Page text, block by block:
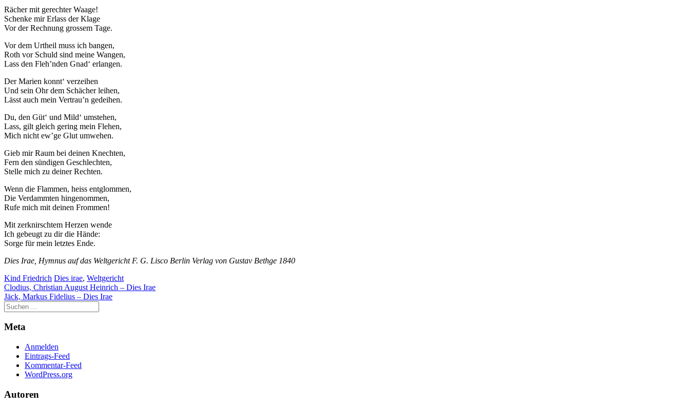
Rächer mit gerechter Waage!
Schenke mir Erlass der Klage
Vor der Rechnung grossem Tage.
Vor dem Urtheil muss ich bangen,
Roth vor Schuld sind meine Wangen,
Lass den Fleh’nden Gnad‘ erlangen.
Der Marien konnt‘ verzeihen
Und sein Ohr dem Schächer leihen,
Lässt auch mein Vertrau’n gedeihen.
Du, den Güt‘ und Mild‘ umstehen,
Lass, gilt gleich gering mein Flehen,
Mich nicht ew’ge Glut umwehen.
Gieb mir Raum bei deinen Knechten,
Fern den sündigen Geschlechten,
Stelle mich zu deiner Rechten.
Wenn die Flammen, heiss entglommen,
Die Verdammten hingenommen,
Rufe mich mit deinen Frommen!
Mit zerknirschtem Herzen wende
Ich gebeugt zu dir die Hände:
Sorge für mein letztes Ende.
Dies Irae, Hymnus auf das Weltgericht F. G. Lisco Berlin Verlag von Gustav Bethge 1840
Kind Friedrich Dies irae, Weltgericht
Beitragsnavigation
Clodius, Christian August Heinrich – Dies Irae
Jäck, Markus Fidelius – Dies Irae
Meta
Anmelden
Eintrags-Feed
Kommentar-Feed
WordPress.org
Autoren